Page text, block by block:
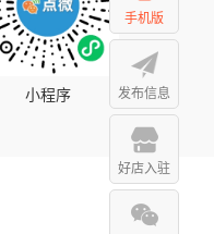
小程序
手机版
发布信息
好店入驻